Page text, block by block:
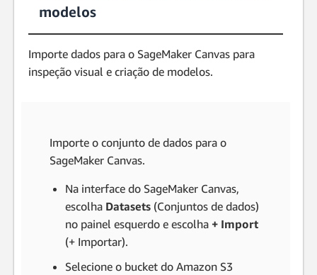
modelos
Importe dados para o SageMaker Canvas para
inspeção visual e criação de modelos.
Importe o conjunto de dados para o
SageMaker Canvas.
Na interface do SageMaker Canvas,
escolha Datasets (Conjuntos de dados)
no painel esquerdo e escolha + Import
(+ Importar).
Selecione o bucket do Amazon S3